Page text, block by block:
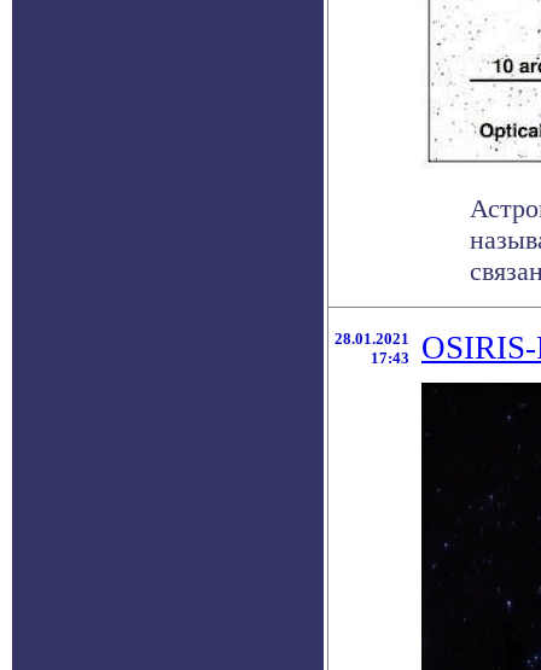
28.01.2021
17:43
OSIRIS-